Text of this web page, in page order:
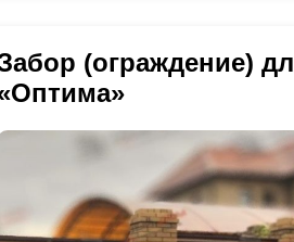
(ограждение)